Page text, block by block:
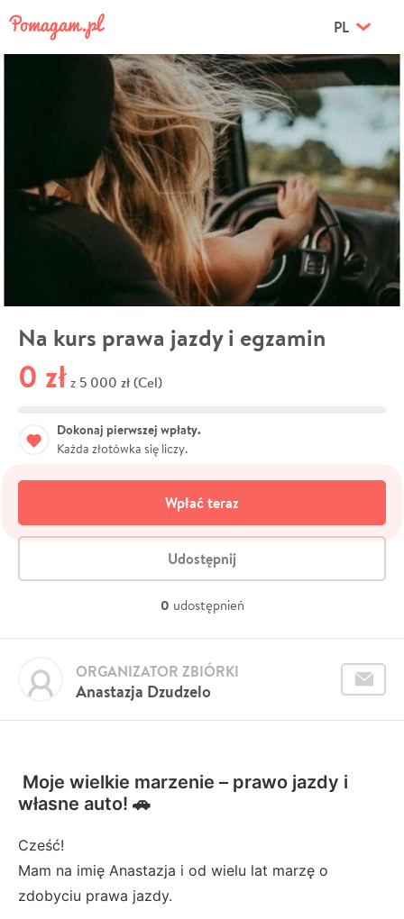
PL
Na kurs prawa jazdy i egzamin
0 zł z 5 000 zł (Cel)
Dokonaj pierwszej wpłaty.
Każda złotówka się liczy.
Wpłać teraz
Udostępnij
0 udostępnień
Anastazja Dzudzelo
ORGANIZATOR ZBIÓRKI
Moje wielkie marzenie – prawo jazdy i
własne auto! 🚗
Cześć!
Mam na imię Anastazja i od wielu lat marzę o
zdobyciu prawa jazdy.